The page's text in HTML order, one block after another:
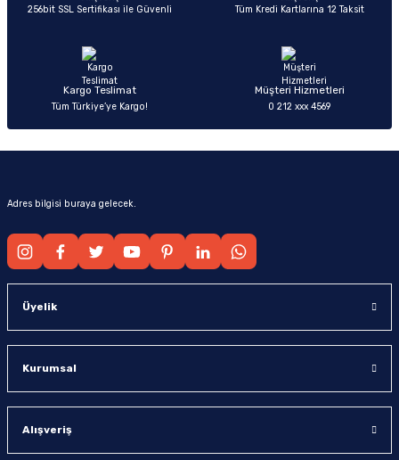
Ürün fiyatı diğer sitelerden daha pahalı.
256bit SSL Sertifikası ile Güvenli Tüm Kredi Kartlarına 12 Taksit
Kargo Teslimat
Tüm Türkiye’ye Kargo!
Müşteri Hizmetleri
0 212 xxx 4569
Adres bilgisi buraya gelecek.
Üyelik
Kurumsal
Alışveriş